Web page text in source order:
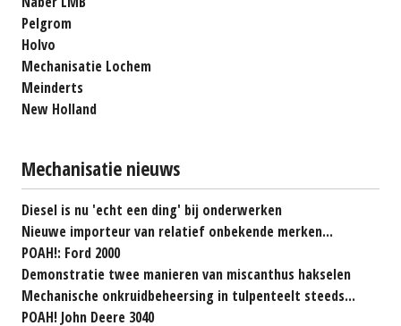
Pelgrom
Holvo
Mechanisatie Lochem
Meinderts
New Holland
Mechanisatie nieuws
Diesel is nu 'echt een ding' bij onderwerken
Nieuwe importeur van relatief onbekende merken...
POAH!: Ford 2000
Demonstratie twee manieren van miscanthus hakselen
Mechanische onkruidbeheersing in tulpenteelt steeds...
POAH! John Deere 3040